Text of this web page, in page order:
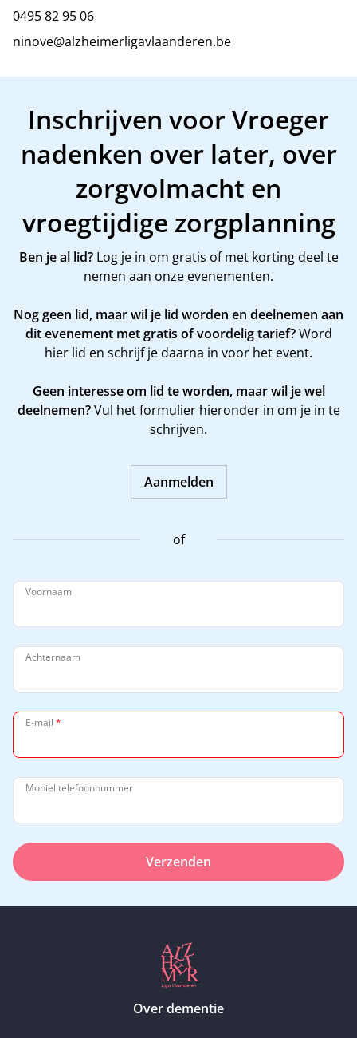
0495 82 95 06
ninove@alzheimerligavlaanderen.be
Inschrijven voor Vroeger
nadenken over later, over
zorgvolmacht en
vroegtijdige zorgplanning
Ben je al lid?Log je in om gratis of met korting deel te
nemen aan onze evenementen.
Nog geen lid, maar wil je lid worden en deelnemen aan
dit evenement met gratis of voordelig tarief?Word
hier lid en schrijf je daarna in voor het event.
Geen interesse om lid te worden, maar wil je wel
deelnemen?Vul het formulier hieronder in om je in te
schrijven.
Aanmelden
of
Voornaam
Achternaam
E-mail *
Mobiel telefoonnummer
Verzenden
Over dementie